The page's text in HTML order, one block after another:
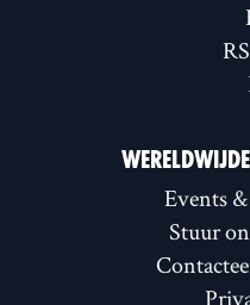
Events
Stuur